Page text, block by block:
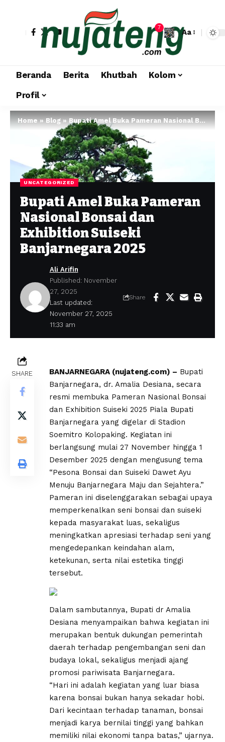
7
Aa
Beranda Berita Khutbah
Kolom
Profil
Home»Blog»Bupati Amel Buka Pameran Nasional Bonsai dan Exhibition Suiseki Banjarnegara 2025
UNCATEGORIZED
Bupati Amel Buka Pameran
Nasional Bonsai dan
Exhibition Suiseki
Banjarnegara 2025
Last updated:
November 27, 2025
11:33 am
Ali Arifin
Published: November
27, 2025
Share
SHARE BANJARNEGARA (nujateng.com) – Bupati
Banjarnegara, dr. Amalia Desiana, secara
resmi membuka Pameran Nasional Bonsai
dan Exhibition Suiseki 2025 Piala Bupati
Banjarnegara yang digelar di Stadion
Soemitro Kolopaking. Kegiatan ini
berlangsung mulai 27 November hingga 1
Desember 2025 dengan mengusung tema
“Pesona Bonsai dan Suiseki Dawet Ayu
Menuju Banjarnegara Maju dan Sejahtera.”
Pameran ini diselenggarakan sebagai upaya
memperkenalkan seni bonsai dan suiseki
kepada masyarakat luas, sekaligus
meningkatkan apresiasi terhadap seni yang
mengedepankan keindahan alam,
ketekunan, serta nilai estetika tinggi
tersebut.
Dalam sambutannya, Bupati dr Amalia
Desiana menyampaikan bahwa kegiatan ini
merupakan bentuk dukungan pemerintah
daerah terhadap pengembangan seni dan
budaya lokal, sekaligus menjadi ajang
promosi pariwisata Banjarnegara.
“Hari ini adalah kegiatan yang luar biasa
karena bonsai bukan hanya sekadar hobi.
Dari kecintaan terhadap tanaman, bonsai
menjadi karya bernilai tinggi yang bahkan
memiliki nilai ekonomi tanpa batas,” ujarnya.